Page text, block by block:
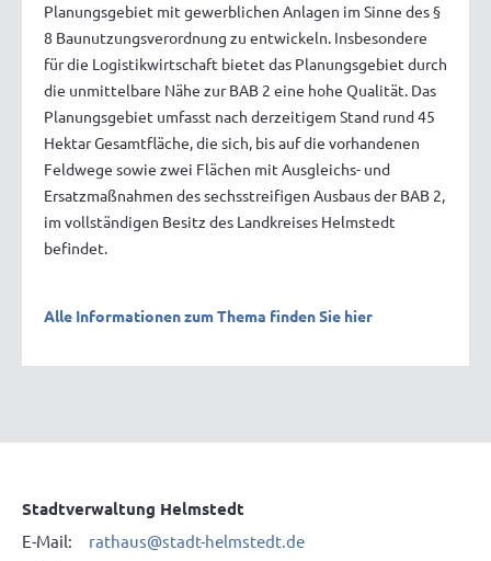
Planungsgebiet mit gewerblichen Anlagen im Sinne des §
8 Baunutzungsverordnung zu entwickeln. Insbesondere
für die Logistikwirtschaft bietet das Planungsgebiet durch
die unmittelbare Nähe zur BAB 2 eine hohe Qualität. Das
Planungsgebiet umfasst nach derzeitigem Stand rund 45
Hektar Gesamtfläche, die sich, bis auf die vorhandenen
Feldwege sowie zwei Flächen mit Ausgleichs- und
Ersatzmaßnahmen des sechsstreifigen Ausbaus der BAB 2,
im vollständigen Besitz des Landkreises Helmstedt
befindet.
Alle Informationen zum Thema finden Sie hier
Stadtverwaltung Helmstedt
E-Mail: rathaus@stadt-helmstedt.de